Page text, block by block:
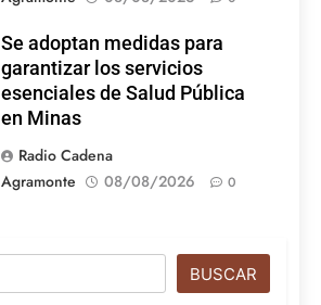
Se adoptan medidas para
garantizar los servicios
esenciales de Salud Pública
en Minas
Radio Cadena
Agramonte
08/08/2026 0
BUSCAR